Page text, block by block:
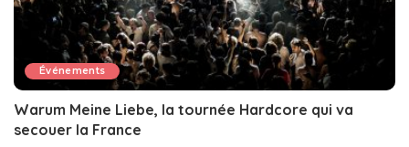
Événements
Warum Meine Liebe, la tournée Hardcore qui va
secouer la France